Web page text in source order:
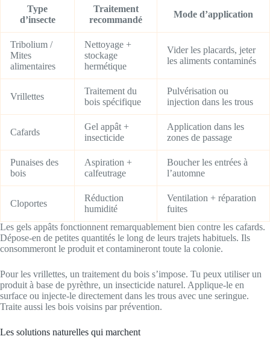
Type
d’insecte
Traitement
recommandé
Mode d’application
Tribolium /
Mites
alimentaires
Nettoyage +
stockage
hermétique
Vider les placards, jeter
les aliments contaminés
Vrillettes
Traitement du
bois spécifique
Pulvérisation ou
injection dans les trous
Cafards
Gel appât +
insecticide
Application dans les
zones de passage
Punaises des
bois
Aspiration +
calfeutrage
Boucher les entrées à
l’automne
Cloportes
Réduction
humidité
Ventilation + réparation
fuites
Les gels appâts fonctionnent remarquablement bien contre les cafards.
Dépose-en de petites quantités le long de leurs trajets habituels. Ils
consommeront le produit et contamineront toute la colonie.
Pour les vrillettes, un traitement du bois s’impose. Tu peux utiliser un
produit à base de pyrèthre, un insecticide naturel. Applique-le en
surface ou injecte-le directement dans les trous avec une seringue.
Traite aussi les bois voisins par prévention.
Les solutions naturelles qui marchent